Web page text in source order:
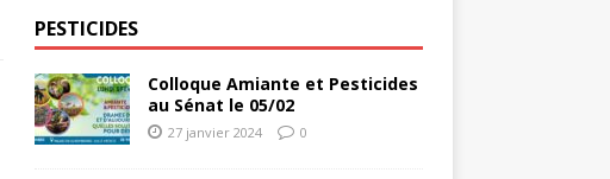
PESTICIDES
Colloque Amiante et Pesticides
au Sénat le 05/02
27 janvier 2024 0